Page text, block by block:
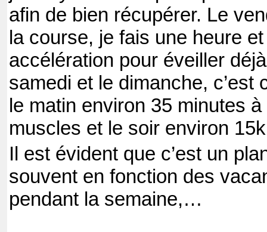
afin de bien récupérer. Le
la course, je fais une heure
accélération pour éveiller
samedi et le dimanche, c’est
le matin environ 35 minutes
muscles et le soir environ
Il est évident que c’est un
souvent en fonction des
pendant la semaine,…